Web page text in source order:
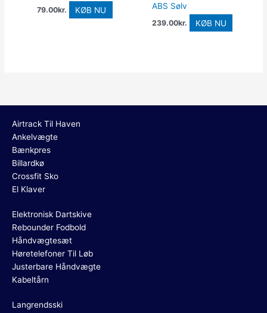
79.00kr. KØB NU
ABS Sølv
239.00kr. KØB NU
Airtrack Til Haven
Ankelvægte
Bænkpres
Billardkø
Crossfit Sko
El Klaver
Elektronisk Dartskive
Rebounder Fodbold
Håndvægtesæt
Høretelefoner Til Løb
Justerbare Håndvægte
Kabeltårn
Langrendsski